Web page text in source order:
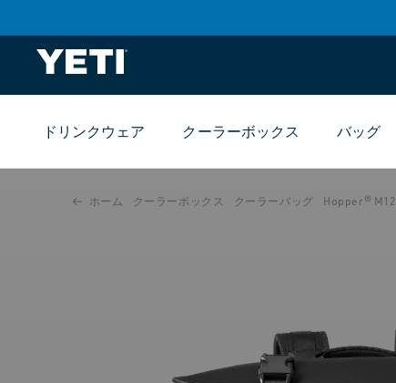
プ
ドリンクウェア クーラーボックス バッグ
ホーム クーラーボックス クーラーバッグ Hopper®
情報